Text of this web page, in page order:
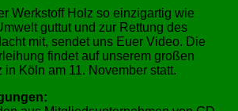
Werkstoff Holz so einzigartig wie
guttut und zur Rettung des
mit, sendet uns Euer Video. Die
findet auf unserem großen
in Köln am 11. November statt.